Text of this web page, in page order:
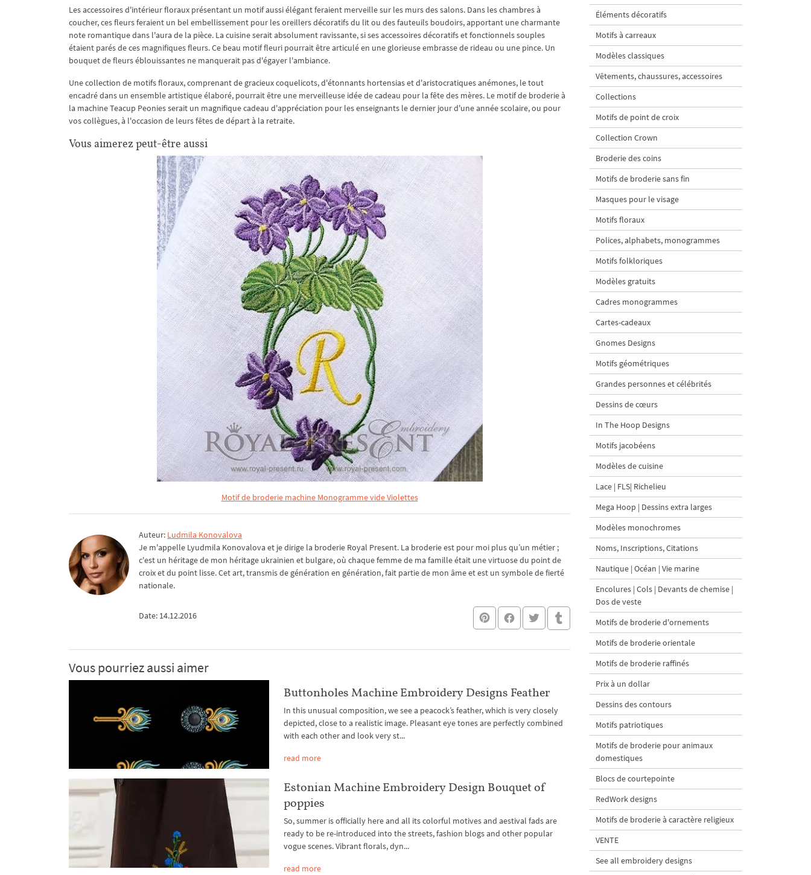
Les accessoires d'intérieur floraux présentant un motif aussi élégant feraient merveille sur les murs des salons. Dans les chambres à
coucher, ces fleurs feraient un bel embellissement pour les oreillers décoratifs du lit ou des fauteuils boudoirs, apportant une charmante
note romantique dans l'aura de la pièce. La cuisine serait absolument ravissante, si ses accessoires décoratifs et fonctionnels souples
étaient parés de ces magnifiques fleurs. Ce beau motif fleuri pourrait être articulé en une glorieuse embrasse de rideau ou une pince. Un
bouquet de fleurs éblouissantes ne manquerait pas d'égayer l'ambiance.
Une collection de motifs floraux, comprenant de gracieux coquelicots, d'étonnants hortensias et d'aristocratiques anémones, le tout
encadré dans un ensemble artistique élaboré, pourrait être une merveilleuse idée de cadeau pour la fête des mères. Le motif de broderie à
la machine Teacup Peonies serait un magnifique cadeau d'appréciation pour les enseignants le dernier jour d'une année scolaire, ou pour
vos collègues, à l'occasion de leurs fêtes de départ à la retraite.
Vous aimerez peut-être aussi
Motif de broderie machine Monogramme vide Violettes
Auteur: Ludmila Konovalova
Je m'appelle Lyudmila Konovalova et je dirige la broderie Royal Present. La broderie est pour moi plus qu’un métier ;
c'est un héritage de mon héritage ukrainien et bulgare, où chaque femme de ma famille était une virtuose du point de
croix et du point lisse. Cet art, transmis de génération en génération, fait partie de mon âme et est un symbole de fierté
nationale.
Date: 14.12.2016
Vous pourriez aussi aimer
Buttonholes Machine Embroidery Designs Feather
In this unusual composition, we see a peacock’s feather, which is very closely
depicted, close to a realistic image. Pleasant eye tones are perfectly combined
with each other and look very st...
read more
Estonian Machine Embroidery Design Bouquet of
poppies
So, summer is officially here and all its colorful motives and aestival fads are
ready to be re-introduced into the streets, fashion blogs and other popular
vogue scenes. Vibrant florals, dyn...
read more
Éléments décoratifs
Motifs à carreaux
Modèles classiques
Vêtements, chaussures, accessoires
Collections
Motifs de point de croix
Collection Crown
Broderie des coins
Motifs de broderie sans fin
Masques pour le visage
Motifs floraux
Polices, alphabets, monogrammes
Motifs folkloriques
Modèles gratuits
Cadres monogrammes
Cartes-cadeaux
Gnomes Designs
Motifs géométriques
Grandes personnes et célébrités
Dessins de cœurs
In The Hoop Designs
Motifs jacobéens
Modèles de cuisine
Lace | FLS| Richelieu
Mega Hoop | Dessins extra larges
Modèles monochromes
Noms, Inscriptions, Citations
Nautique | Océan | Vie marine
Encolures | Cols | Devants de chemise |
Dos de veste
Motifs de broderie d'ornements
Motifs de broderie orientale
Motifs de broderie raffinés
Prix à un dollar
Dessins des contours
Motifs patriotiques
Motifs de broderie pour animaux
domestiques
Blocs de courtepointe
RedWork designs
Motifs de broderie à caractère religieux
VENTE
See all embroidery designs